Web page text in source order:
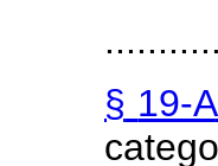
§ 19-A
catego